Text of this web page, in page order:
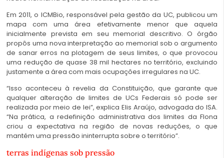
Em 2011, o ICMBio, responsável pela gestão da UC, publicou um
mapa com uma área efetivamente menor que aquela
inicialmente prevista em seu memorial descritivo. O órgão
propôs uma nova interpretação ao memorial sob o argumento
de sanar erros na plotagem de seus limites, o que provocou
uma redução de quase 38 mil hectares no território, excluindo
justamente a área com mais ocupações irregulares na UC.
“Isso aconteceu à revelia da Constituição, que garante que
qualquer alteração de limites de UCs Federais só pode ser
realizada por meio de lei”, explica Elis Araújo, advogada do ISA.
“Na prática, a redefinição administrativa dos limites da Flona
criou a expectativa na região de novas reduções, o que
mantém uma pressão ininterrupta sobre o território”.
terras indígenas sob pressão